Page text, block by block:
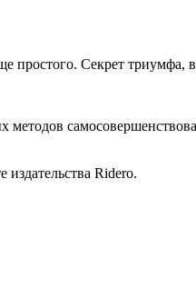
простого. Секрет триумфа,
Ridero.